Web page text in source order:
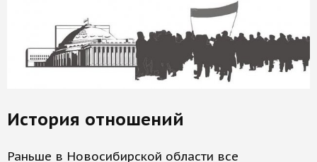
История отношений
Раньше в Новосибирской области все